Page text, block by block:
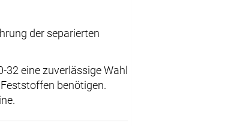
der separierten
eine zuverlässige Wahl
benötigen.